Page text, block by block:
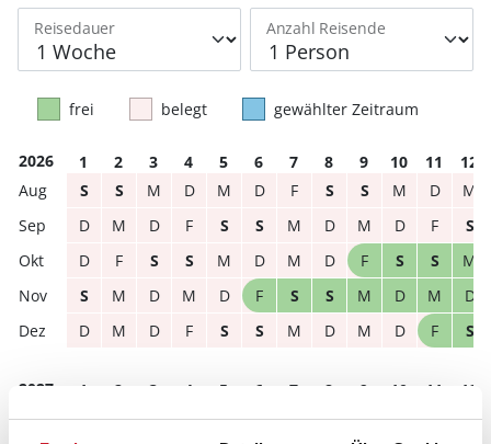
Reisedauer Anzahl Reisende
frei belegt gewählter Zeitraum
2026 1 2 3 4 5 6 7 8 9 10 11
12
S
S M D M D F S S M D
M
D
M D F S S M D M D F
S
D
F S S M D M D F S S
M
S
M D M D F S S M D M
D
D
M D F S S M D M D F S
2027 1 2 3 4 5 6 7 8 9 10 11
12
F
S S M D M D F S S M
D